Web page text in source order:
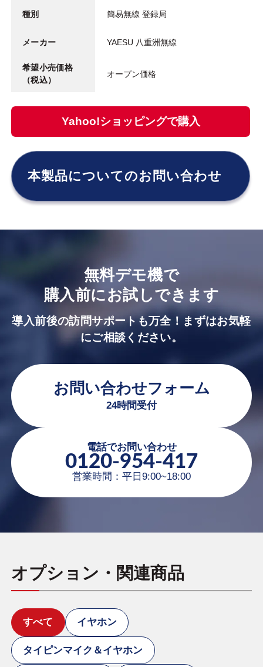
種別 簡易無線 登録局
メーカー YAESU 八重洲無線
希望小売価格
（税込）
オープン価格
Yahoo!ショッピングで購入
本製品についてのお問い合わせ
無料デモ機で
購入前にお試しできます
導入前後の訪問サポートも万全！まずはお気軽
にご相談ください。
お問い合わせフォーム
24時間受付
電話でお問い合わせ
0120-954-417
営業時間：平日9:00~18:00
オプション・関連商品
すべて イヤホン
タイピンマイク＆イヤホン